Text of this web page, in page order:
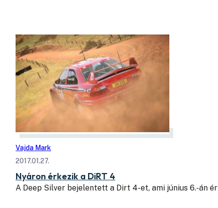
Vajda Mark
2017.01.27.
Nyáron érkezik a DiRT 4
A Deep Silver bejelentett a Dirt 4-et, ami június 6.-án